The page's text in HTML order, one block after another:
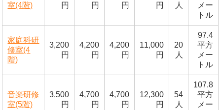
室(4階)
円
円
円
円
人
メー
トル
家庭科研
修室(4
階)
3,200
円
4,200
円
4,200
円
11,000
円
20
人
97.4
平方
メー
トル
音楽研修
室(5階)
3,500
円
4,700
円
4,700
円
12,300
円
54
人
107.8
平方
メー